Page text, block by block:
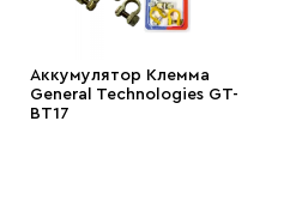
Аккумулятор Клемма
General Technologies GT-
BT17